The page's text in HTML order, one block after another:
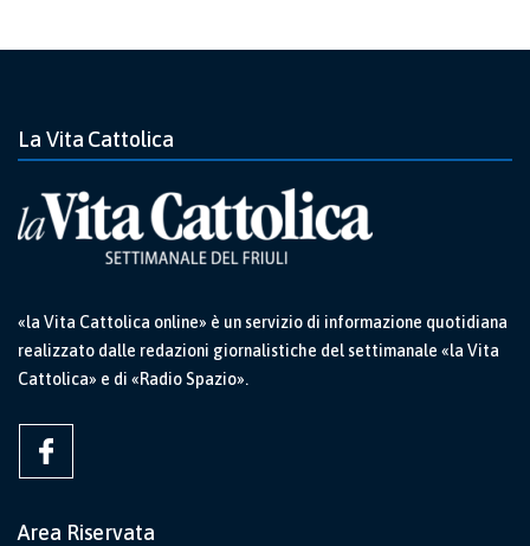
La Vita Cattolica
«la Vita Cattolica online» è un servizio di informazione quotidiana
realizzato dalle redazioni giornalistiche del settimanale «la Vita
Cattolica» e di «Radio Spazio».
Area Riservata